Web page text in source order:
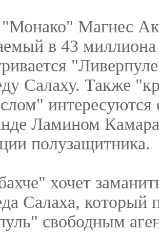
"Монако" Магнес
в 43
Салаху. Также
интересуются
Ламином
полузащитника.
хочет
Салаха, который
свободным